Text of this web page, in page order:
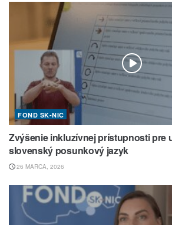
FOND SK-NIC
Zvýšenie inkluzívnej prístupnosti pre
slovenský posunkový jazyk
26 MARCA, 2026